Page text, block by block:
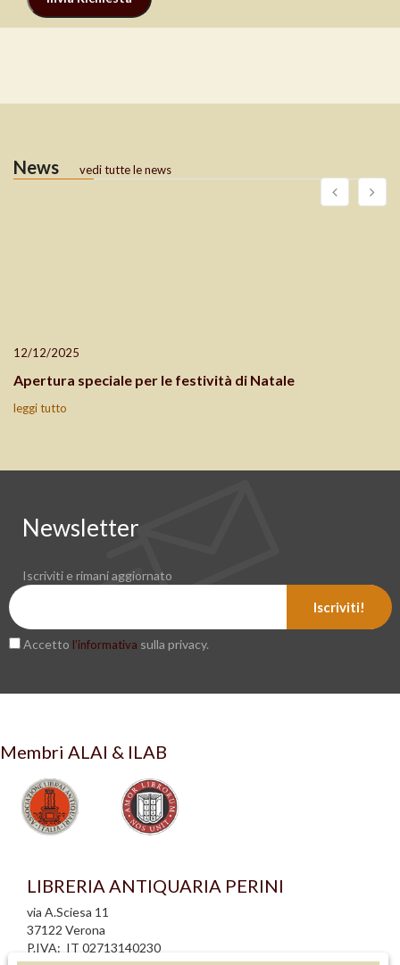
News vedi tutte le news
12/12/2025
Apertura speciale per le festività di Natale
leggi tutto
Newsletter
Iscriviti e rimani aggiornato
Iscriviti!
Accetto l’informativa sulla privacy.
Membri ALAI & ILAB
LIBRERIA ANTIQUARIA PERINI
via A.Sciesa 11
37122 Verona
P.IVA: IT 02713140230